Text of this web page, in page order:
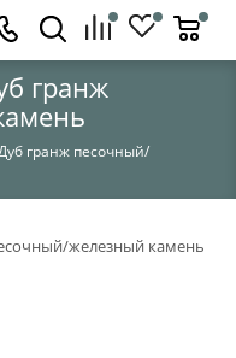
гранж
гранж песочный/